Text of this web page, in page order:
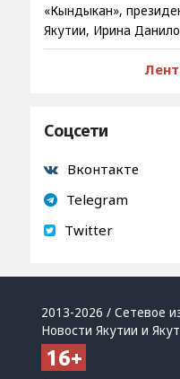
«Кындыкан»,
Якутии, Ирина
Соцсети
Вконтакте
Telegram
Twitter
2013-2026 / Сетевое
Новости Якутии и